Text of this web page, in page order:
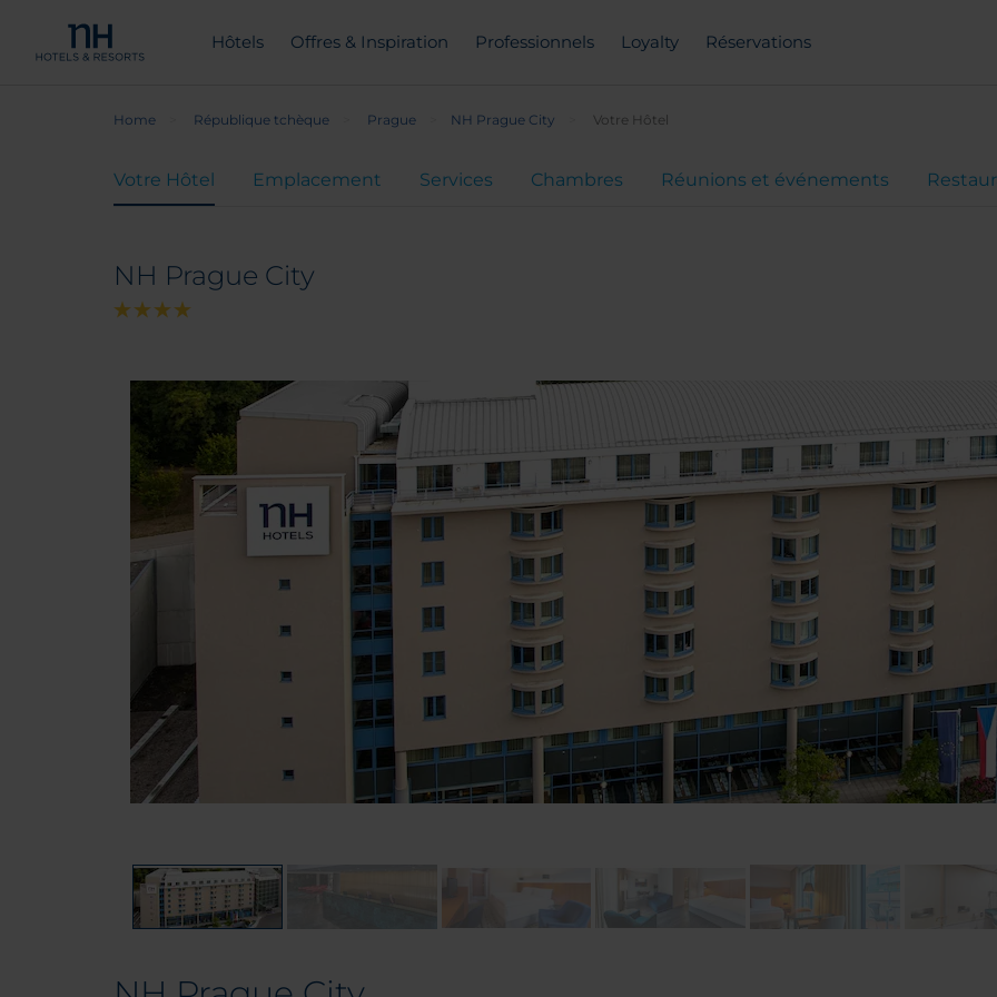
Hôtels Offres & Inspiration Professionnels Loyalty Réservations
Home République tchèque Prague NH Prague City Votre Hôtel
Votre Hôtel Emplacement Services Chambres Réunions et événements
NH Prague City